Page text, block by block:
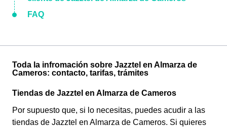
FAQ
Toda la infromación sobre Jazztel en Almarza de
Cameros: contacto, tarifas, trámites
Tiendas de Jazztel en Almarza de Cameros
Por supuesto que, si lo necesitas, puedes acudir a las
tiendas de Jazztel en Almarza de Cameros. Si quieres